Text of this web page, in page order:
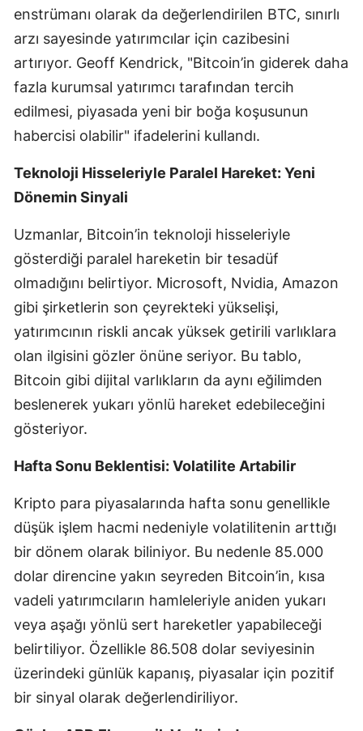
enstrümanı olarak da değerlendirilen BTC, sınırlı
arzı sayesinde yatırımcılar için cazibesini
artırıyor. Geoff Kendrick, "Bitcoin’in giderek daha
fazla kurumsal yatırımcı tarafından tercih
edilmesi, piyasada yeni bir boğa koşusunun
habercisi olabilir" ifadelerini kullandı.
Teknoloji Hisseleriyle Paralel Hareket: Yeni
Dönemin Sinyali
Uzmanlar, Bitcoin’in teknoloji hisseleriyle
gösterdiği paralel hareketin bir tesadüf
olmadığını belirtiyor. Microsoft, Nvidia, Amazon
gibi şirketlerin son çeyrekteki yükselişi,
yatırımcının riskli ancak yüksek getirili varlıklara
olan ilgisini gözler önüne seriyor. Bu tablo,
Bitcoin gibi dijital varlıkların da aynı eğilimden
beslenerek yukarı yönlü hareket edebileceğini
gösteriyor.
Hafta Sonu Beklentisi: Volatilite Artabilir
Kripto para piyasalarında hafta sonu genellikle
düşük işlem hacmi nedeniyle volatilitenin arttığı
bir dönem olarak biliniyor. Bu nedenle 85.000
dolar direncine yakın seyreden Bitcoin’in, kısa
vadeli yatırımcıların hamleleriyle aniden yukarı
veya aşağı yönlü sert hareketler yapabileceği
belirtiliyor. Özellikle 86.508 dolar seviyesinin
üzerindeki günlük kapanış, piyasalar için pozitif
bir sinyal olarak değerlendiriliyor.